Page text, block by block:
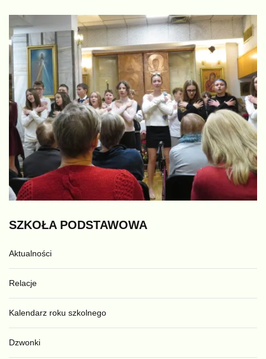
SZKOŁA PODSTAWOWA
Aktualności
Relacje
Kalendarz roku szkolnego
Dzwonki